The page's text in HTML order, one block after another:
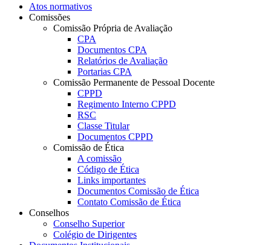
Atos normativos
Comissões
Comissão Própria de Avaliação
CPA
Documentos CPA
Relatórios de Avaliação
Portarias CPA
Comissão Permanente de Pessoal Docente
CPPD
Regimento Interno CPPD
RSC
Classe Titular
Documentos CPPD
Comissão de Ética
A comissão
Código de Ética
Links importantes
Documentos Comissão de Ética
Contato Comissão de Ética
Conselhos
Conselho Superior
Colégio de Dirigentes